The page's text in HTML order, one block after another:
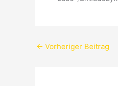
← Vorheriger Beitrag